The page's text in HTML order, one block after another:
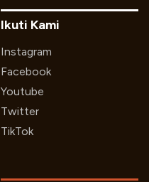
Ikuti Kami
Instagram
Facebook
Youtube
Twitter
TikTok